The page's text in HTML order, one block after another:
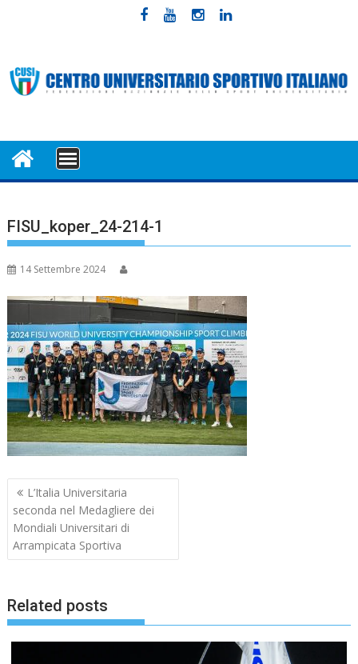
MENU
FISU_koper_24-214-1
14 Settembre 2024
Navigazione
articoli
L’Italia Universitaria
seconda nel Medagliere dei
Mondiali Universitari di
Arrampicata Sportiva
Related posts